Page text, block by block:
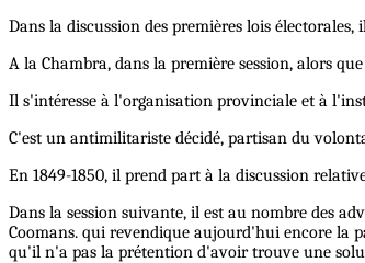
Dans la discussion des premières lois
A la Chambra, dans la première session, alors
Il s'intéresse à l'organisation provinciale et à
C'est un antimilitariste décidé, partisan du
En 1849-1850, il prend part à la discussion
Dans la session suivante, il est au nombre des
Coomans. qui revendique aujourd'hui encore la
qu'il n'a pas la prétention d'avoir trouve une